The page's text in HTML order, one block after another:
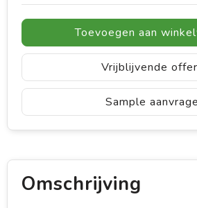
Toevoegen aan
Vrijblijvende
Sample
Omschrijving